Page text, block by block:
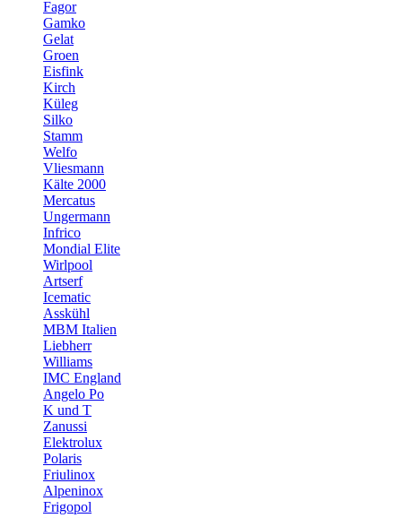
Fagor
Gamko
Gelat
Groen
Eisfink
Kirch
Küleg
Silko
Stamm
Welfo
Vliesmann
Kälte 2000
Mercatus
Ungermann
Infrico
Mondial Elite
Wirlpool
Artserf
Icematic
Asskühl
MBM Italien
Liebherr
Williams
IMC England
Angelo Po
K und T
Zanussi
Elektrolux
Polaris
Friulinox
Alpeninox
Frigopol